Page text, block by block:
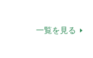
一覧を見る